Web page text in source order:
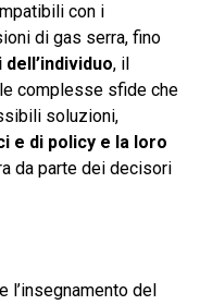
con i
di gas serra, fino
, il
complesse sfide che
soluzioni,
e di policy e la loro
da parte dei decisori
l’insegnamento del